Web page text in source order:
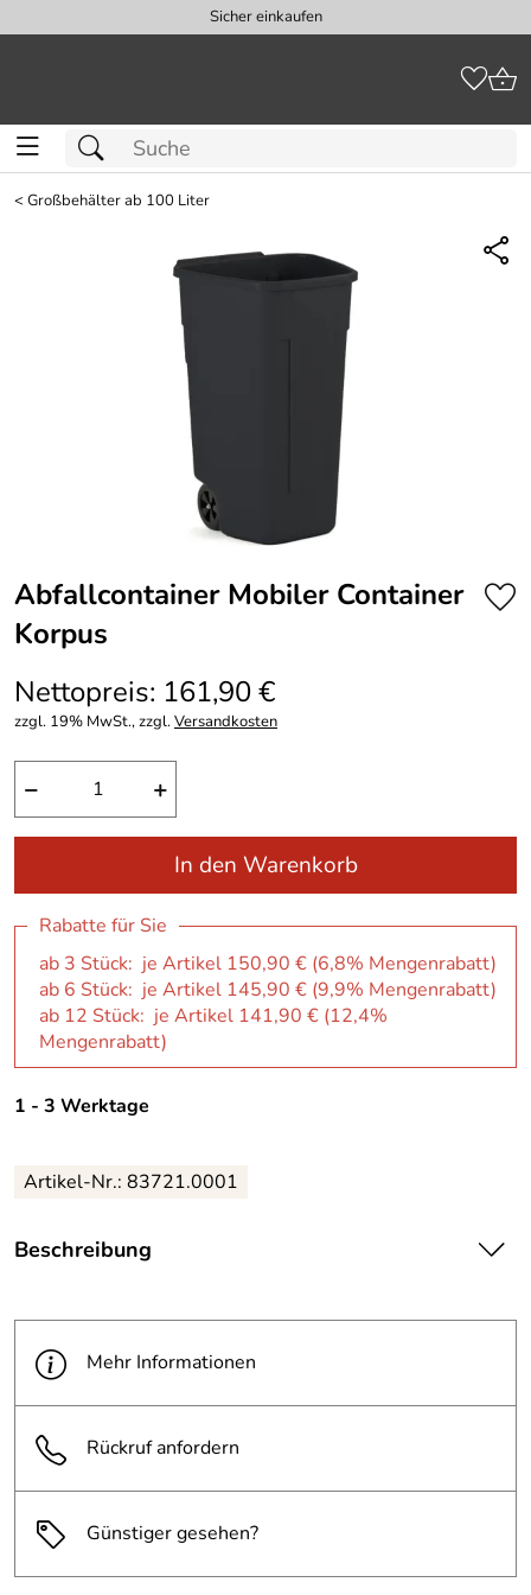
Sicher einkaufen
<Großbehälter ab 100 Liter
Abfallcontainer Mobiler Container
Korpus
Nettopreis: 161,90 €
zzgl. 19% MwSt., zzgl.Versandkosten
− +
In den Warenkorb
Rabatte für Sie
ab 3 Stück: je Artikel 150,90 € (6,8% Mengenrabatt)
ab 6 Stück: je Artikel 145,90 € (9,9% Mengenrabatt)
ab 12 Stück: je Artikel 141,90 € (12,4%
Mengenrabatt)
1 - 3 Werktage
Artikel-Nr.: 83721.0001
Beschreibung
ergonomischen Handgriffen. Raumsparend durch
eingelassene Räder. Klappdeckel in verschiedenen Farben
sind separat erhältlich.
Mehr Informationen
Rückruf anfordern
Günstiger gesehen?